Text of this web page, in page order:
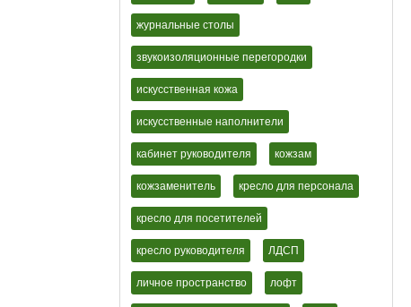
журнальные столы
звукоизоляционные перегородки
искусственная кожа
искусственные наполнители
кабинет руководителя кожзам
кожзаменитель кресло для персонала
кресло для посетителей
кресло руководителя ЛДСП
личное пространство лофт